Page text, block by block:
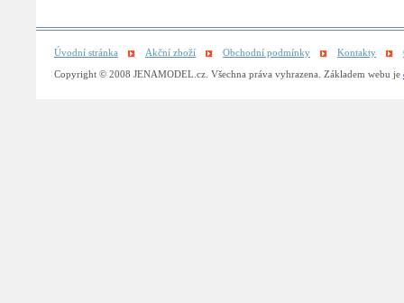
Úvodní stránka Akční zboží Obchodní podmínky Kontakty
Copyright © 2008 JENAMODEL.cz. Všechna práva vyhrazena. Základem webu je